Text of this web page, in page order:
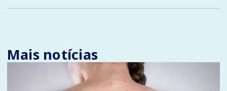
Mais notícias